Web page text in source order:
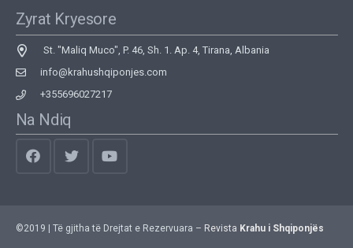
Zyrat Kryesore
St. "Maliq Muco", P. 46, Sh. 1. Ap. 4, Tirana, Albania
info@krahushqiponjes.com
+355696027217
Na Ndiq
©2019 | Të gjitha të Drejtat e Rezervuara – Revista Krahu i Shqiponjës